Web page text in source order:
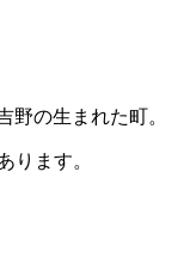
の生まれた町。
ります。